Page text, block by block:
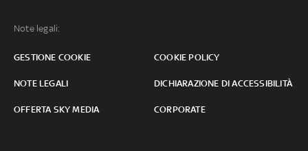
Note legali:
GESTIONE COOKIE COOKIE POLICY
NOTE LEGALI DICHIARAZIONE DI ACCESSIBILITÀ
OFFERTA SKY MEDIA CORPORATE